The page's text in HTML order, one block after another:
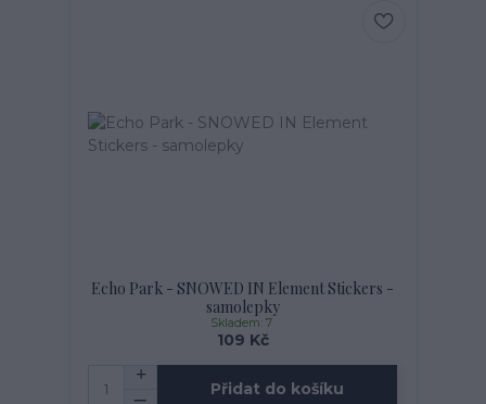
Echo Park - SNOWED IN Element Stickers -
samolepky
109 Kč
Skladem: 7
Přidat do košíku